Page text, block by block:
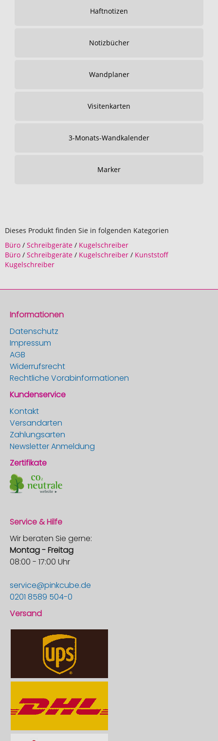
Haftnotizen
Notizbücher
Wandplaner
Visitenkarten
3-Monats-Wandkalender
Marker
Dieses Produkt finden Sie in folgenden Kategorien
Büro / Schreibgeräte / Kugelschreiber
Büro / Schreibgeräte / Kugelschreiber / Kunststoff
Kugelschreiber
Informationen
Datenschutz
Impressum
AGB
Widerrufsrecht
Rechtliche Vorabinformationen
Kundenservice
Kontakt
Versandarten
Zahlungsarten
Newsletter Anmeldung
Zertifikate
Service & Hilfe
Wir beraten Sie gerne:
Montag - Freitag
08:00 - 17:00 Uhr
service@pinkcube.de
0201 8589 504-0
Versand